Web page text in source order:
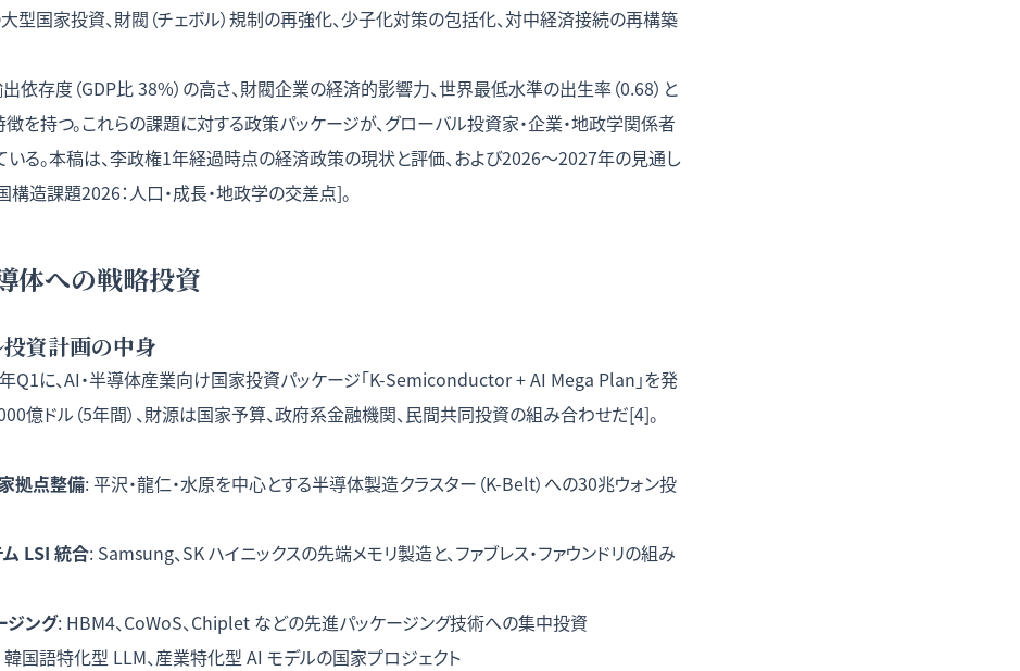
型国家投資、財閥（チェボル）規制の再強化、少子化対策の包括化、対中経済接続の再構築
依存度（GDP比 38%）の高さ、財閥企業の経済的影響力、世界最低水準の出生率（0.68）と
を持つ。これらの課題に対する政策パッケージが、グローバル投資家・企業・地政学関係者
る。本稿は、李政権1年経過時点の経済政策の現状と評価、および2026〜2027年の見通し
構造課題2026：人口・成長・地政学の交差点]。
体への戦略投資
資計画の中身
Q1に、AI・半導体産業向け国家投資パッケージ「K-Semiconductor + AI Mega Plan」を発
億ドル（5年間）、財源は国家予算、政府系金融機関、民間共同投資の組み合わせだ[4]。
拠点整備: 平沢・龍仁・水原を中心とする半導体製造クラスター（K-Belt）への30兆ウォン投
ム LSI 統合: Samsung、SK ハイニックスの先端メモリ製造と、ファブレス・ファウンドリの組み
ジング: HBM4、CoWoS、Chiplet などの先進パッケージング技術への集中投資
韓国語特化型 LLM、産業特化型 AI モデルの国家プロジェクト